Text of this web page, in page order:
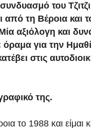
του
από τη Βέροια και
αξιόλογη και
για την
στις
της.
το 1988 και είμαι